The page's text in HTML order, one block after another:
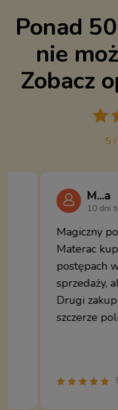
Ponad
nie
Zobacz
5
M...a
10 dni
Magiczny
Materac
postępach
sprzedaży,
Drugi
szczerze